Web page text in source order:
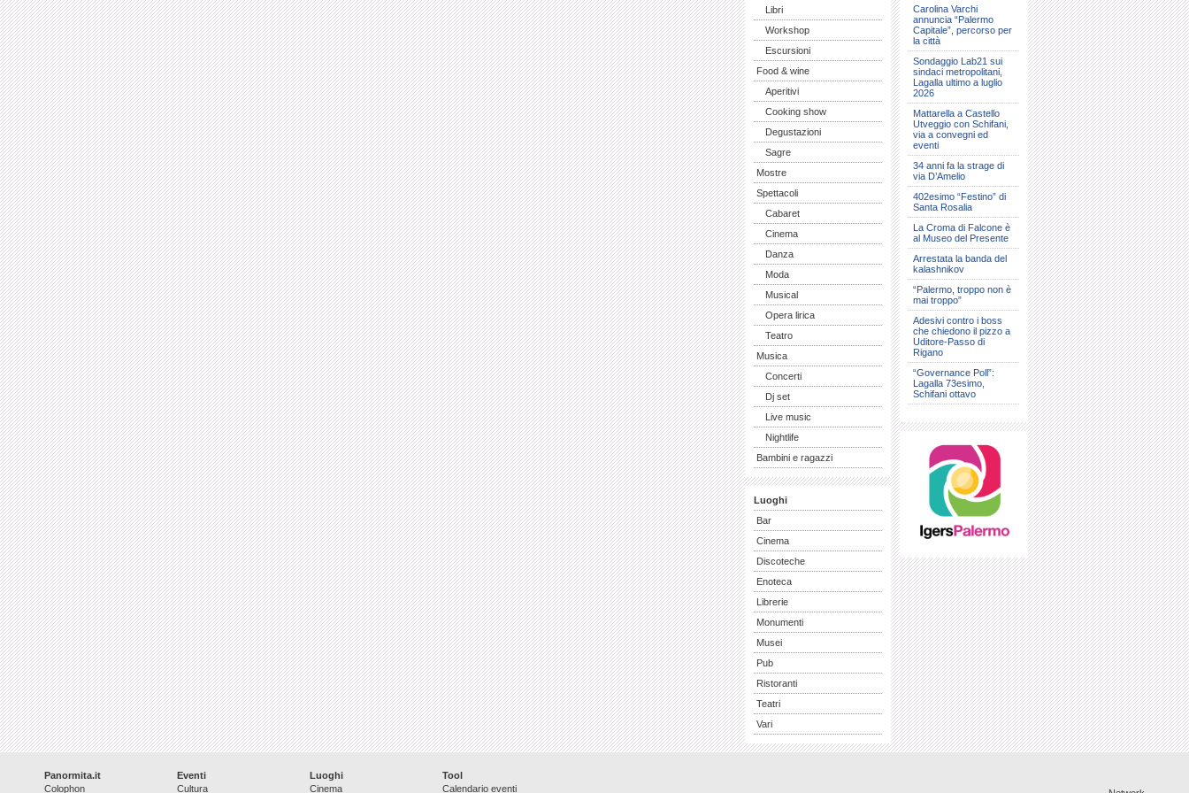
Libri
Workshop
Escursioni
Food & wine
Aperitivi
Cooking show
Degustazioni
Sagre
Mostre
Spettacoli
Cabaret
Cinema
Danza
Moda
Musical
Opera lirica
Teatro
Musica
Concerti
Dj set
Live music
Nightlife
Bambini e ragazzi
Luoghi
Bar
Cinema
Discoteche
Enoteca
Librerie
Monumenti
Musei
Pub
Ristoranti
Teatri
Vari
Carolina Varchi
annuncia “Palermo
Capitale”, percorso per
la città
Sondaggio Lab21 sui
sindaci metropolitani,
Lagalla ultimo a luglio
2026
Mattarella a Castello
Utveggio con Schifani,
via a convegni ed
eventi
34 anni fa la strage di
via D’Amelio
402esimo “Festino” di
Santa Rosalia
La Croma di Falcone è
al Museo del Presente
Arrestata la banda del
kalashnikov
“Palermo, troppo non è
mai troppo”
Adesivi contro i boss
che chiedono il pizzo a
Uditore-Passo di
Rigano
“Governance Poll”:
Lagalla 73esimo,
Schifani ottavo
Panormita.it
Colophon
Eventi
Cultura
Luoghi
Cinema
Tool
Calendario eventi